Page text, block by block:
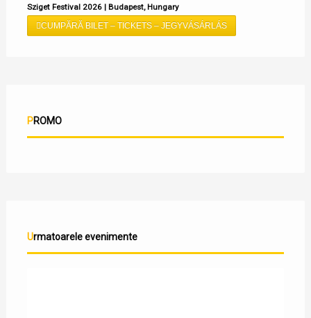
Sziget Festival 2026 | Budapest, Hungary
CUMPĂRĂ BILET – TICKETS – JEGYVÁSÁRLÁS
PROMO
Urmatoarele evenimente